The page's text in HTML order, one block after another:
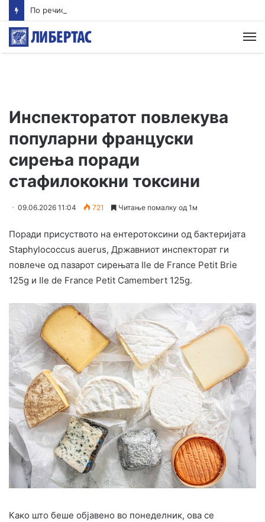
Инспекторатот повлекува
популарни француски
сирења поради
стафилококни токсини
09.06.2026 11:04 721 Читање помалку од 1м
Поради присуството на ентеротоксини од бактеријата
Staphylococcus auerus, Државниот инспекторат ги
повлече од пазарот сирењата Ile de France Petit Brie
125g и Ile de France Petit Camembert 125g.
Како што беше објавено во понеделник, ова се